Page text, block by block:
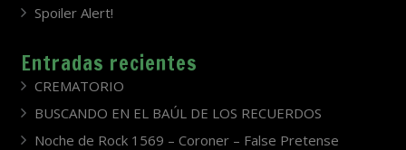
Spoiler Alert!
Entradas recientes
CREMATORIO
BUSCANDO EN EL BAÚL DE LOS RECUERDOS
Noche de Rock 1569 – Coroner – False Pretense